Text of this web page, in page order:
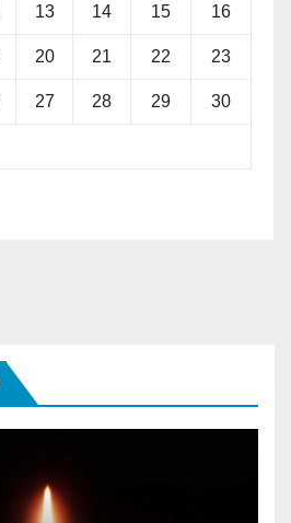
13 14 15 16
20 21 22 23
27 28 29 30